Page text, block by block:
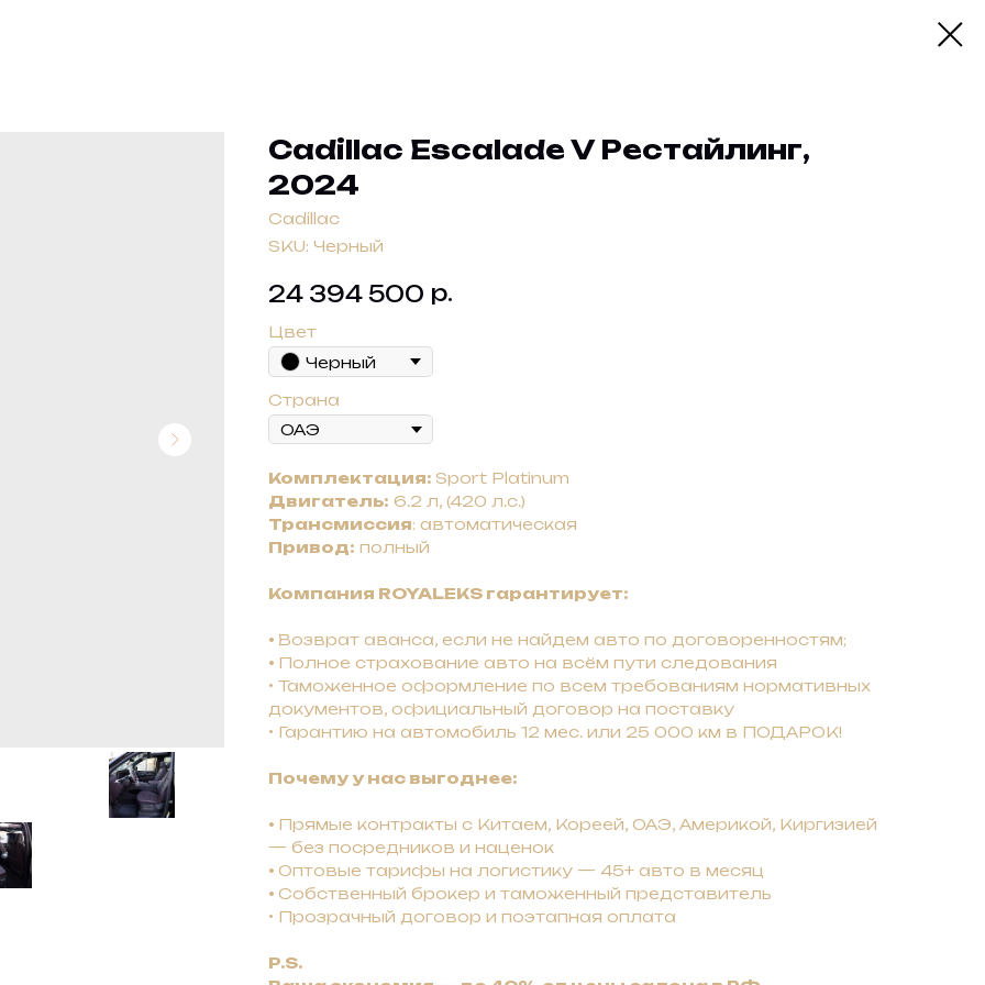
Cadillac Escalade V Рестайлинг,
2024
Cadillac
SKU: Черный
24 394 500 р.
Цвет
Черный
Страна
Комплектация: Sport Platinum
Двигатель: 6.2 л, (420 л.с.)
Трансмиссия: автоматическая
Привод: полный
Компания ROYALEKS гарантирует:
• Bозврат авaнca, ecли нe нaйдeм авто по договоренностям;
• Полное страхование авто на всём пути следования
• Таможенное оформление по всем требованиям нормативных
документов, официальный договор на поставку
• Гарантию на автомобиль 12 мес. или 25 000 км в ПОДАРОК!
Почему у нас выгоднее:
• Прямые контракты с Китаем, Кореей, ОАЭ, Америкой, Киргизией
— без посредников и наценок
• Оптовые тарифы на логистику — 45+ авто в месяц
• Собственный брокер и таможенный представитель
• Прозрачный договор и поэтапная оплата
P.S.